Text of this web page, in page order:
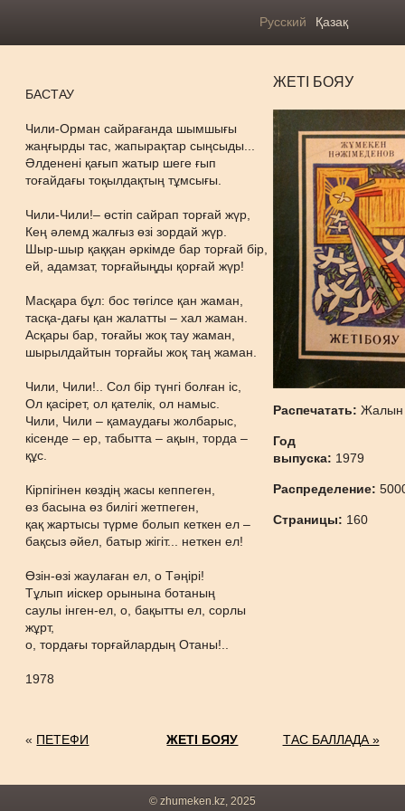
Русский Қазақ
БАСТАУ
Чили-Орман сайрағанда шымшығы
жаңғырды тас, жапырақтар сыңсыды...
Әлденені қағып жатыр шеге ғып
тоғайдағы тоқылдақтың тұмсығы.
Чили-Чили!– өстіп сайрап торғай жүр,
Кең әлемд жалғыз өзі зордай жүр.
Шыр-шыр қаққан әркімде бар торғай бір,
ей, адамзат, торғайыңды қорғай жүр!
Масқара бұл: бос төгілсе қан жаман,
тасқа-дағы қан жалатты – хал жаман.
Асқары бар, тоғайы жоқ тау жаман,
шырылдайтын торғайы жоқ таң жаман.
Чили, Чили!.. Сол бір түнгі болған іс,
Ол қасірет, ол қателік, ол намыс.
Чили, Чили – қамаудағы жолбарыс,
кісенде – ер, табытта – ақын, торда –
құс.
Кірпігінен көздің жасы кеппеген,
өз басына өз билігі жетпеген,
қақ жартысы түрме болып кеткен ел –
бақсыз әйел, батыр жігіт... неткен ел!
Өзін-өзі жаулаған ел, о Тәңірі!
Тұлып иіскер орынына ботаның
саулы інген-ел, о, бақытты ел, сорлы
жұрт,
о, тордағы торғайлардың Отаны!..
1978
ЖЕТІ БОЯУ
Распечатать:Жалын
Год
выпуска: 1979
Распределение:
Страницы: 160
« ПЕТЕФИ ЖЕТІ БОЯУ ТАС БАЛЛАДА »
© zhumeken.kz, 2025